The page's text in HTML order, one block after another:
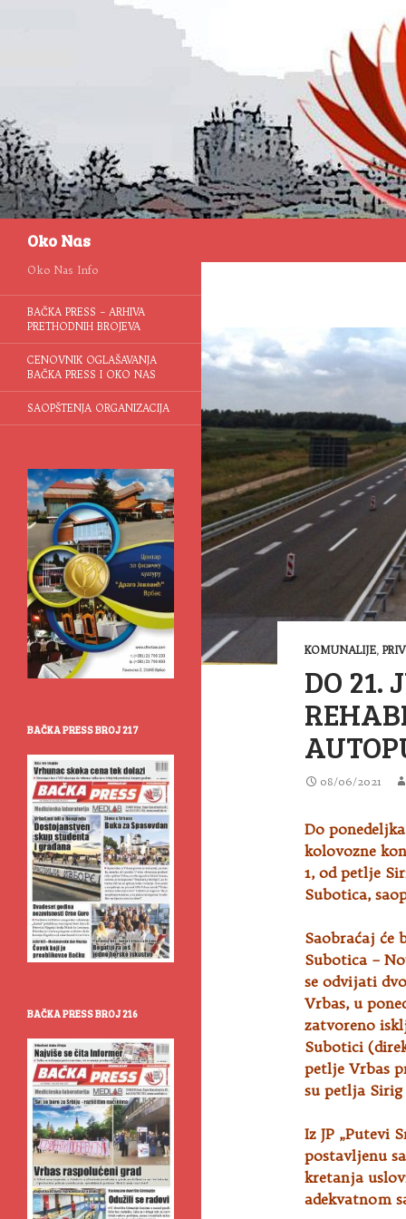
Oko Nas
KOMUNALIJE,
DO 21.
08/06/2021
Do
kolovozne
1, od petlje
Subotica,
Saobraćaj će
Subotica –
se odvijati
Vrbas, u
zatvoreno
Subotici
petlje Vrbas
su petlja
Iz JP „Putevi
postavljenu
kretanja
adekvatnom
Oko Nas Info
BAČKA PRESS – ARHIVA
PRETHODNIH BROJEVA
CENOVNIK OGLAŠAVANJA
BAČKA PRESS I OKO NAS
SAOPŠTENJA ORGANIZACIJA
BAČKA PRESS BROJ 217
BAČKA PRESS BROJ 216